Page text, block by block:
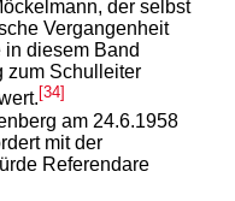
der selbst
Vergangenheit
diesem Band
zum Schulleiter
[34]
am 24.6.1958
mit der
Referendare